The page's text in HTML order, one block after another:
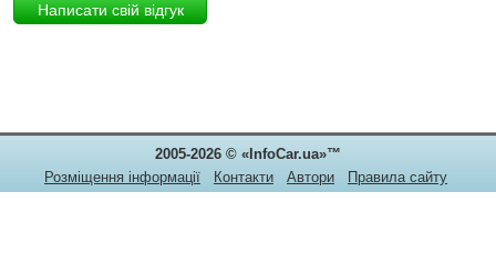
Написати свій відгук
2005-2026 © «InfoCar.ua»™
Розміщення інформації
Контакти Автори
Правила сайту